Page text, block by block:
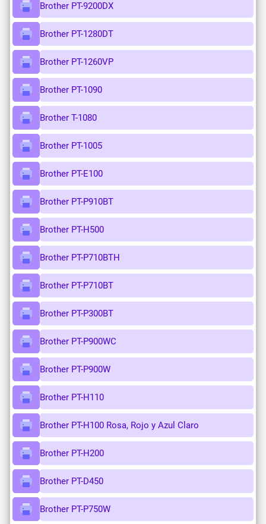
Brother PT-9200DX
Brother PT-1280DT
Brother PT-1260VP
Brother PT-1090
Brother T-1080
Brother PT-1005
Brother PT-E100
Brother PT-P910BT
Brother PT-H500
Brother PT-P710BTH
Brother PT-P710BT
Brother PT-P300BT
Brother PT-P900WC
Brother PT-P900W
Brother PT-H110
Brother PT-H100 Rosa, Rojo y Azul Claro
Brother PT-H200
Brother PT-D450
Brother PT-P750W